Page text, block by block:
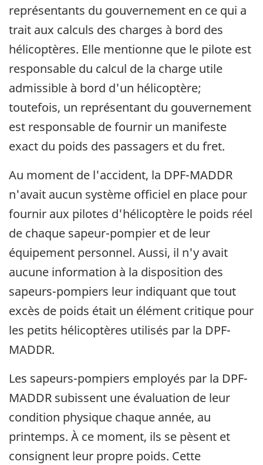
représentants du gouvernement en ce qui a
trait aux calculs des charges à bord des
hélicoptères. Elle mentionne que le pilote est
responsable du calcul de la charge utile
admissible à bord d'un hélicoptère;
toutefois, un représentant du gouvernement
est responsable de fournir un manifeste
exact du poids des passagers et du fret.
Au moment de l'accident, la DPF-MADDR
n'avait aucun système officiel en place pour
fournir aux pilotes d'hélicoptère le poids réel
de chaque sapeur-pompier et de leur
équipement personnel. Aussi, il n'y avait
aucune information à la disposition des
sapeurs-pompiers leur indiquant que tout
excès de poids était un élément critique pour
les petits hélicoptères utilisés par la DPF-
MADDR.
Les sapeurs-pompiers employés par la DPF-
MADDR subissent une évaluation de leur
condition physique chaque année, au
printemps. À ce moment, ils se pèsent et
consignent leur propre poids. Cette